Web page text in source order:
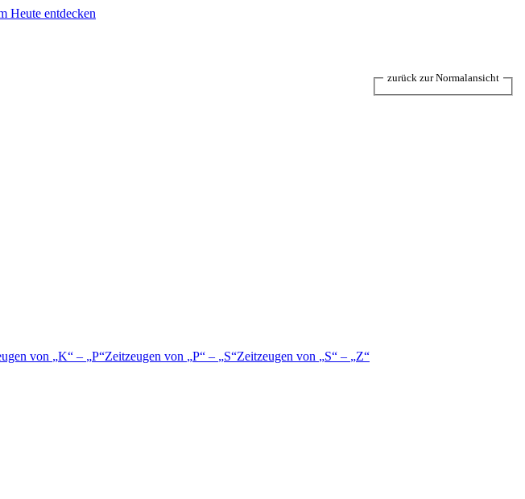
Heute entdecken
von K – P Zeitzeugen von P – S Zeitzeugen von S –
Z
zurück zur Normalansicht